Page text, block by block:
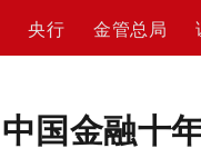
央行 金管总局
中国金融十